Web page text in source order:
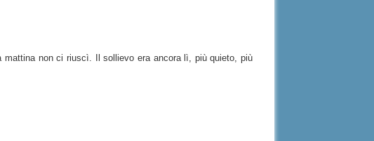
non ci riuscì. Il sollievo era ancora lì, più quieto, più